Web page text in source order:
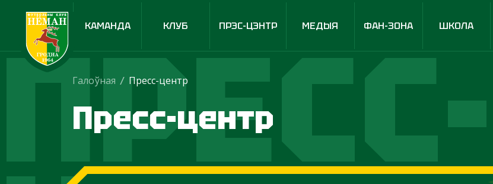
КАМАНДА КЛУБ ПРЭС-ЦЭНТР МЕДЫЯ ФАН-ЗОНА ШКОЛА
ПРЕСС-
Галоўная / Пресс-центр
Пресс-центр